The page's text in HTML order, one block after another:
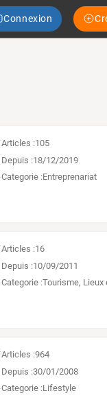
Connexion
Articles :105
Depuis :18/12/2019
Categorie :Entreprenariat
Articles :16
Depuis :10/09/2011
Categorie :Tourisme, Lieux
Articles :964
Depuis :30/01/2008
Categorie :Lifestyle